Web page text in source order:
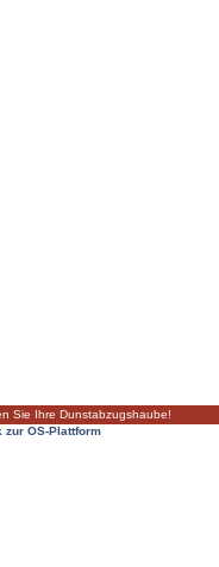
Sie Ihre Dunstabzugshaube!
zur OS-Plattform